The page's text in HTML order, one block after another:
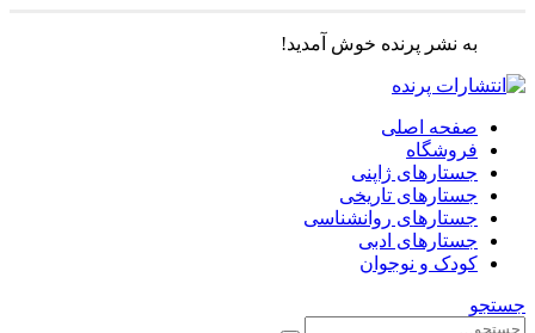
به نشر پرنده خوش آمدید!
صفحه اصلی
فروشگاه
جستارهای ژاپنی
جستارهای تاریخی
جستارهای روانشناسی
جستارهای ادبی
کودک و نوجوان
جستجو